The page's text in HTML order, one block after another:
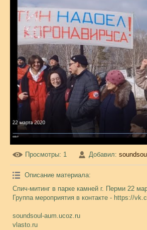
Просмотры: 1 Добавил:
Описание материала:
Спич-митинг в парке камней г. Перми 22
Группа мероприятия в контакте - https://
soundsoul-aum.ucoz.ru
vlasto.ru